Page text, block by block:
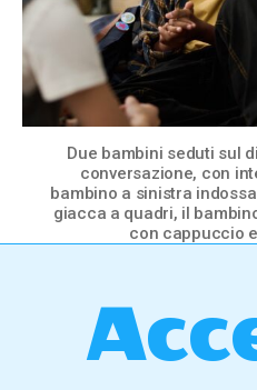
Due bambini seduti sul
conversazione, con
bambino a sinistra
giacca a quadri, il
con cappuccio